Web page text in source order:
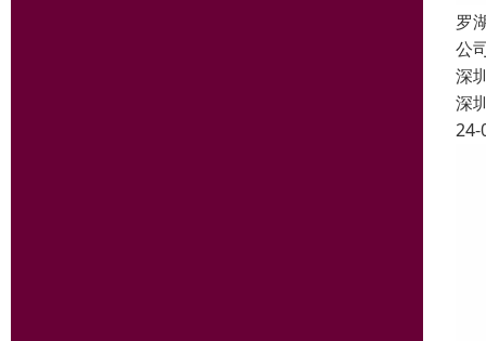
罗
公
深
深
24-